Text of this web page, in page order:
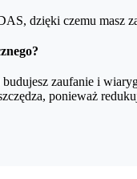
dzięki czemu masz
zaufanie i
ponieważ